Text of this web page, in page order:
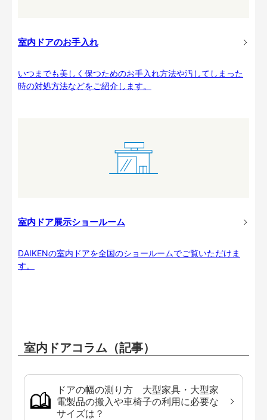
室内ドアのお手入れ
いつまでも美しく保つためのお手入れ方法や汚してしまった
時の対処方法などをご紹介します。
室内ドア展示ショールーム
DAIKENの室内ドアを全国のショールームでご覧いただけま
す。
室内ドアコラム（記事）
ドアの幅の測り方 大型家具・大型家
電製品の搬入や車椅子の利用に必要な
サイズは？